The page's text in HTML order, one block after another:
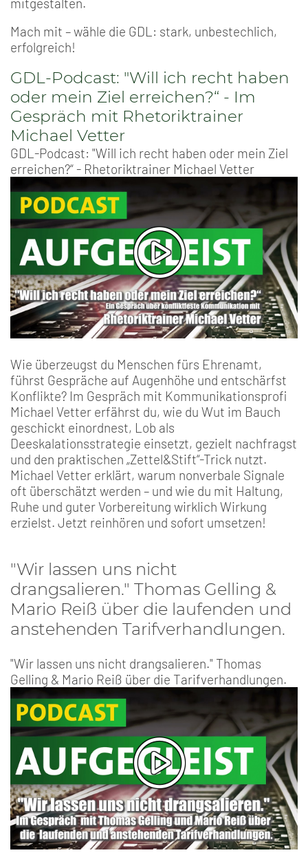
Mach mit – wähle die GDL: stark, unbestechlich,
erfolgreich!
GDL-Podcast: "Will ich recht haben
oder mein Ziel erreichen?“ - Im
Gespräch mit Rhetoriktrainer
Michael Vetter
GDL-Podcast: "Will ich recht haben oder mein Ziel
erreichen?“ - Rhetoriktrainer Michael Vetter
Wie überzeugst du Menschen fürs Ehrenamt,
führst Gespräche auf Augenhöhe und entschärfst
Konflikte? Im Gespräch mit Kommunikationsprofi
Michael Vetter erfährst du, wie du Wut im Bauch
geschickt einordnest, Lob als
Deeskalationsstrategie einsetzt, gezielt nachfragst
und den praktischen „Zettel&Stift“-Trick nutzt.
Michael Vetter erklärt, warum nonverbale Signale
oft überschätzt werden – und wie du mit Haltung,
Ruhe und guter Vorbereitung wirklich Wirkung
erzielst. Jetzt reinhören und sofort umsetzen!
"Wir lassen uns nicht
drangsalieren." Thomas Gelling &
Mario Reiß über die laufenden und
anstehenden Tarifverhandlungen.
"Wir lassen uns nicht drangsalieren." Thomas
Gelling & Mario Reiß über die Tarifverhandlungen.